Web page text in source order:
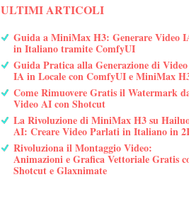
ULTIMI ARTICOLI
Guida a MiniMax H3: Generare Video
in Italiano tramite ComfyUI
Guida Pratica alla Generazione di Video
IA in Locale con ComfyUI e MiniMax
Come Rimuovere Gratis il Watermark
Video AI con Shotcut
La Rivoluzione di MiniMax H3 su
AI: Creare Video Parlati in Italiano in
Rivoluziona il Montaggio Video:
Animazioni e Grafica Vettoriale Gratis
Shotcut e Glaxnimate